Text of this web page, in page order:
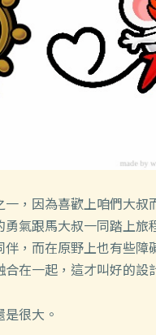
，因為喜歡上咱們大叔
氣跟馬大叔一同踏上旅
，而在原野上也有些障
在一起，這才叫好的設
很大。